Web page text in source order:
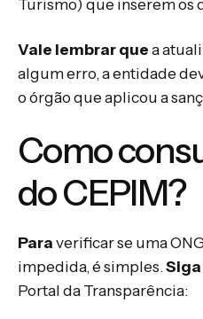
Turismo) que inserem os
Vale lembrar quea
algum erro, a entidade
o órgão que aplicou a
Como
do CEPIM?
Paraverificar se uma
impedida, é simples.Siga
Portal da Transparência: